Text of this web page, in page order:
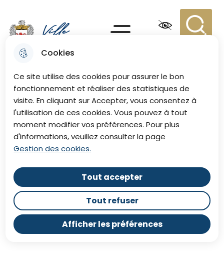
Cookies
Ce site utilise des cookies pour assurer le bon
fonctionnement et réaliser des statistiques de
visite. En cliquant sur Accepter, vous consentez à
l'utilisation de ces cookies. Vous pouvez à tout
moment modifier vos préférences. Pour plus
d'informations, veuillez consulter la page
Gestion des cookies.
Afficher les préférences
Tout accepter
Tout refuser
menu
recherche
principal
Consulter
le plan du
site
Menu principal
Menu